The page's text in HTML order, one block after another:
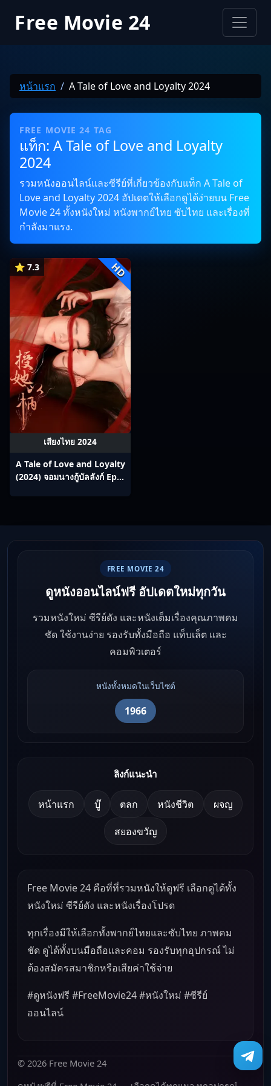
Free Movie 24
หน้าแรก A Tale of Love and Loyalty 2024
FREE MOVIE 24 TAG
แท็ก: A Tale of Love and Loyalty
2024
รวมหนังออนไลน์และซีรีย์ที่เกี่ยวข้องกับแท็ก A Tale of
Love and Loyalty 2024 อัปเดตให้เลือกดูได้ง่ายบน Free
Movie 24 ทั้งหนังใหม่ หนังพากย์ไทย ซับไทย และเรื่องที่
กำลังมาแรง.
⭐ 7.3 HD
เสียงไทย 2024
A Tale of Love and Loyalty
(2024) จอมนางกู้บัลลังก์ Ep1-
FREE MOVIE 24
ดูหนังออนไลน์ฟรี อัปเดตใหม่ทุกวัน
รวมหนังใหม่ ซีรีย์ดัง และหนังเต็มเรื่องคุณภาพคม
ชัด ใช้งานง่าย รองรับทั้งมือถือ แท็บเล็ต และ
คอมพิวเตอร์
หนังทั้งหมดในเว็บไซต์
1966
ลิงก์แนะนำ
หน้าแรก บู๊ ตลก หนังชีวิต ผจญ
สยองขวัญ
Free Movie 24 คือที่ที่รวมหนังให้ดูฟรี เลือกดูได้ทั้ง
หนังใหม่ ซีรีย์ดัง และหนังเรื่องโปรด
ทุกเรื่องมีให้เลือกทั้งพากย์ไทยและซับไทย ภาพคม
ชัด ดูได้ทั้งบนมือถือและคอม รองรับทุกอุปกรณ์ ไม่
ต้องสมัครสมาชิกหรือเสียค่าใช้จ่าย
#ดูหนังฟรี #FreeMovie24 #หนังใหม่ #ซีรีย์
ออนไลน์
© 2026 Free Movie 24